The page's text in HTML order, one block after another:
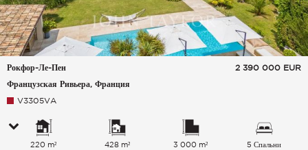
Рокфор-Ле-Пен
Французская Ривьера, Франция
2 390 000 EUR
V3305VA
220 m² 428 m² 3 000 m² 5 Спальни